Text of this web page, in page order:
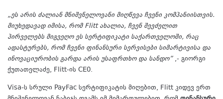
„ეს არის ძალიან მნიშვნელოვანი მიღწევა ჩვენი კომპანიისთვის.
მიუხედავად იმისა, რომ Flitt ახალია, ჩვენ შევძელით
პირველებს მიგვეღო ეს სერტიფიკატი საქართველოში, რაც
ადასტურებს, რომ ჩვენი ფინანსური სერვისები სიმარტივისა და
ინოვაციურობის გარდა არის უსაფრთხო და სანდო”,- გიორგი
ქუთათელაძე, Flitt-ის CE0.
Visa-ს სრული PayFac სერტიფიკატის მიღებით, Flitt კიდევ ერთ